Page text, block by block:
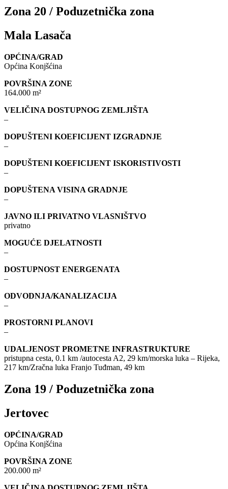
Zona 20 / Poduzetnička zona
Mala Lasača
OPĆINA/GRAD
Općina Konjšćina
POVRŠINA ZONE
164.000 m²
VELIČINA DOSTUPNOG ZEMLJIŠTA
–
DOPUŠTENI KOEFICIJENT IZGRADNJE
–
DOPUŠTENI KOEFICIJENT ISKORISTIVOSTI
–
DOPUŠTENA VISINA GRADNJE
–
JAVNO ILI PRIVATNO VLASNIŠTVO
privatno
MOGUĆE DJELATNOSTI
–
DOSTUPNOST ENERGENATA
–
ODVODNJA/KANALIZACIJA
–
PROSTORNI PLANOVI
–
UDALJENOST PROMETNE INFRASTRUKTURE
pristupna cesta, 0.1 km /autocesta A2, 29 km/morska luka – Rijeka,
217 km/Zračna luka Franjo Tuđman, 49 km
Zona 19 / Poduzetnička zona
Jertovec
OPĆINA/GRAD
Općina Konjšćina
POVRŠINA ZONE
200.000 m²